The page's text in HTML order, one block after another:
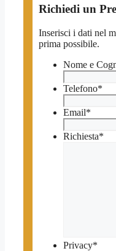
Richiedi un
Inserisci i dati nel
prima possibile.
Nome e
Telefono*
Email*
Richiesta*
Privacy*